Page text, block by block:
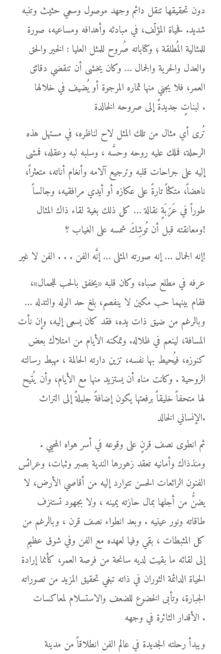
دون تحقيقها تنقل دائم وجهد موصول وسعي حثيث وتنبه
شديد. فحياة المؤلّف، في مبادئه وأهدافه ومساعيه، صورة
للمثالية المُطلقة ؛ وكتاباته صُروح للمثل العليا : الخير والحق
والعدل والحرية والجمال … وكان يخشى أن تنقضي دقائق
العمر، فلا يجني منها ثماره المرجوة أو يُضيف في خلالها
لبناتٍ جديدةً إلى صروحه الخالدة .
تُرى أي مثال من تلك المثل لاح لناظره، في مستهل هذه
الرحلة، فملك عليه روحه وحسَّه ، وسلبه لبه وعقله، فمشى
إليه على جراحات قلبه وترجيع آلامه وأنغام أناته، متعثراً،
ناهضاً، متكئاً تارةً على عكازه أو أيدي مرافقيه، وجالساً
طوراً في عَرَبَةٍ نقالة … كل ذلك بغية لقاء ذاك المثال
ومعانقته قبل أن تُوشِكَ شمسه على الغياب ؟!
إنه الجمال … إنه صورته المثلى … إنَّه الفن . . . الفن لا غير!
عرفه في مطلع صباه، وكان قلبه «يخفق بالحب للجمال»،
فقام بينهما حب مكين لا ينفصم، بلغ حد الوله والتدله …
وبالرغم من ضيق ذات يده، فقد كان يسعى إليه، وإن نأت
المسافة، لينعم في ظلاله. وتمكنه الأيام من امتلاك بعض
كنوزه، فيُحيط بها نفسه، تزين دارته الحالمة ، مهبط رسالته
الروحية . وكانت مناه أن يستزيد منها مع الأيام، وأن يُتيح
لها متحفاً خليقاً برفعتها يكون إضافةً جليلةً إلى التراث
الإنساني الخالد.
ثم انطوى نصف قرنٍ على وقوعه في أسر هواه المحيي .
ومنذذاك وأمانيه تعقد زهورها الندية بصبر وثبات، وعرائس
الفنون الرائعات الحسن تتوارد إليه من أقاصي الأرض، لا
يضنُّ من أجلها بمال حازته يمينه ، ولا بجهود تستنزف
طاقاته ونور عينيه . وبعد انطواء نصف قرن ، وبالرغم من
كل المثبطات ، بقي وفيا لعهده مع الفن وفي شوق عظيم
إلى لقائه ما بقيت لديه سانحة من فرصة العمر، كأنما إرادة
الحياة الدائمة الثوران في ذاته تبغي تحقيق المزيد من تصوراته
الجبارة، وتأبى الخضوع للضعف والاستسلام لمعاكسات
الأقدار الثائرة في وجهه .
ويبدأ رحلته الجديدة في عالم الفن انطلاقاً من مدينة